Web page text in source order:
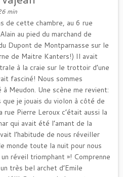
min
de cette chambre, au 6 rue
au pied du marchand de
Dupont de Montparnasse sur le
de Maitre Kanters!) Il avait
à la craie sur le trottoir d’une
fasciné! Nous sommes
à Meudon. Une scène me revient:
je jouais du violon à côté de
rue Pierre Leroux c’était aussi la
qui avait été l’amant de la
l’habitude de nous réveiller
monde toute la nuit pour nous
un réveil triomphant »! Comprenne
très bel archet d’Emile